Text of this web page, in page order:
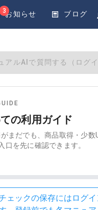
3お知らせ ブログ
アルAIで質問する（ログイ
の利用ガイド
まだでも、商品取得・少数
口を先に確認できます。
ェックの保存にはログ